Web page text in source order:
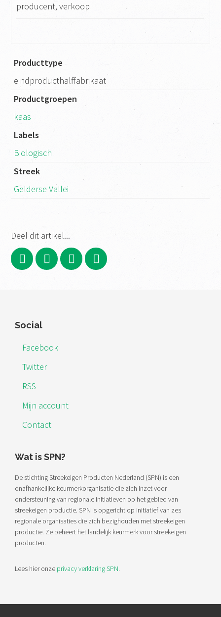
producent, verkoop
Producttype
eindproducthalffabrikaat
Productgroepen
kaas
Labels
Biologisch
Streek
Gelderse Vallei
Deel dit artikel...
Footer
Social
Facebook
Twitter
RSS
Mijn account
Contact
Wat is SPN?
De stichting Streekeigen Producten Nederland (SPN) is een
onafhankelijke keurmerkorganisatie die zich inzet voor
ondersteuning van regionale initiatieven op het gebied van
streekeigen productie. SPN is opgericht op initiatief van zes
regionale organisaties die zich bezighouden met streekeigen
productie. Ze beheert het landelijk keurmerk voor streekeigen
producten.
Lees hier onze privacy verklaring SPN.